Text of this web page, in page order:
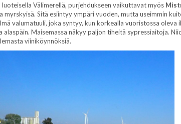
luoteisella Välimerellä, purjehdukseen vaikuttavat myös
myrskyisä. Sitä esiintyy ympäri vuoden, mutta useimmin
valumatuuli, joka syntyy, kun korkealla vuoristossa oleva
alaspäin. Maisemassa näkyy paljon tiheitä sypressiaitoja.
viiniköynnöksiä.